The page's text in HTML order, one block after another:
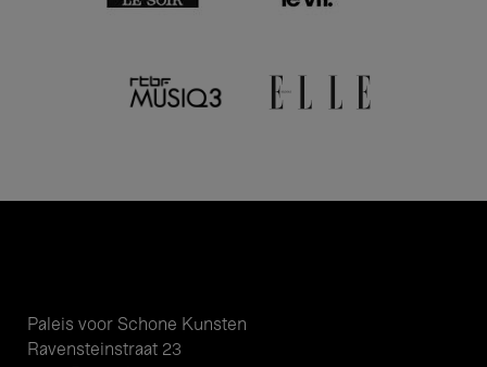
Paleis voor Schone Kunsten
Ravensteinstraat 23